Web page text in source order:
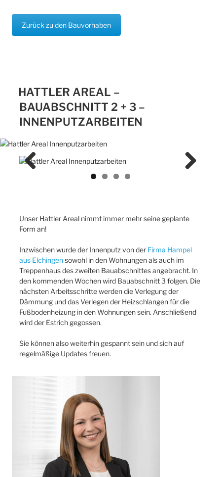
Zurück zu den Bauvorhaben
HATTLER AREAL –
BAUABSCHNITT 2 + 3 –
INNENPUTZARBEITEN
Unser Hattler Areal nimmt immer mehr seine geplante
Form an!
Inzwischen wurde der Innenputz von der Firma Hampel
aus Elchingensowohl in den Wohnungen als auch im
Treppenhaus des zweiten Bauabschnittes angebracht. In
den kommenden Wochen wird Bauabschnitt 3 folgen. Die
nächsten Arbeitsschritte werden die Verlegung der
Dämmung und das Verlegen der Heizschlangen für die
Fußbodenheizung in den Wohnungen sein. Anschließend
wird der Estrich gegossen.
Sie können also weiterhin gespannt sein und sich auf
regelmäßige Updates freuen.